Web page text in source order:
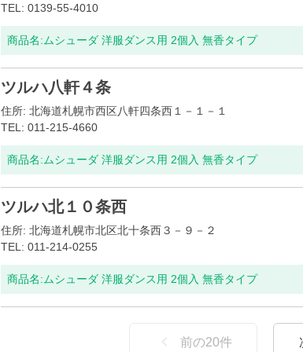
TEL: 0139-55-4010
商品名: ムシューダ 洋服ダンス用 2個入 無香タイプ
ツルハ八軒４条
住所: 北海道札幌市西区八軒四条西１－１－１
TEL: 011-215-4660
商品名: ムシューダ 洋服ダンス用 2個入 無香タイプ
ツルハ北１０条西
住所: 北海道札幌市北区北十条西３－９－２
TEL: 011-214-0255
商品名: ムシューダ 洋服ダンス用 2個入 無香タイプ
前の20件